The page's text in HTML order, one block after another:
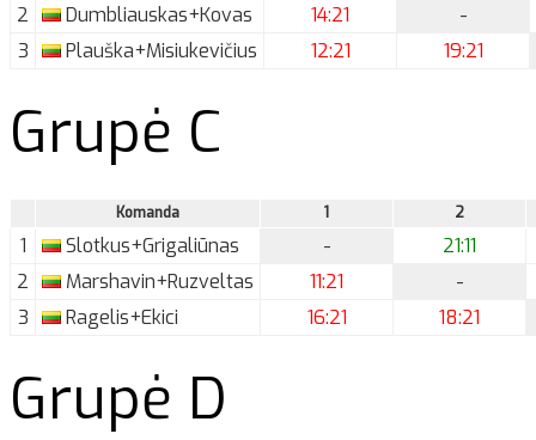
2
Dumbliauskas+Kovas 14:21
-
3
Plauška+Misiukevičius 12:21 19:21
Grupė C
Komanda 1 2
1 Slotkus+Grigaliūnas -
21:11
2
Marshavin+Ruzveltas 11:21
-
3
Ragelis+Ekici 16:21 18:21
Grupė D